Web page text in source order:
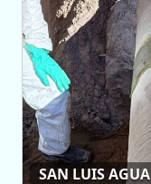
SAN LUIS AGUA